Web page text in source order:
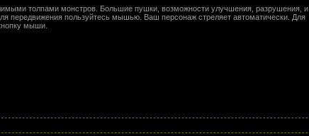
толпами монстров. Большие пушки, возможности улучшения, разрушения, и
передвижения пользуйтесь мышью. Ваш персонаж стреляет автоматически. Для
мыши.